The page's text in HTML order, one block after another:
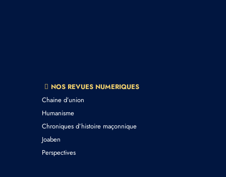
NOS REVUES NUMERIQUES
Chaine d’union
Humanisme
Chroniques d’histoire maçonnique
Joaben
Perspectives